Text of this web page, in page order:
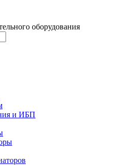
оборудования
и ИБП